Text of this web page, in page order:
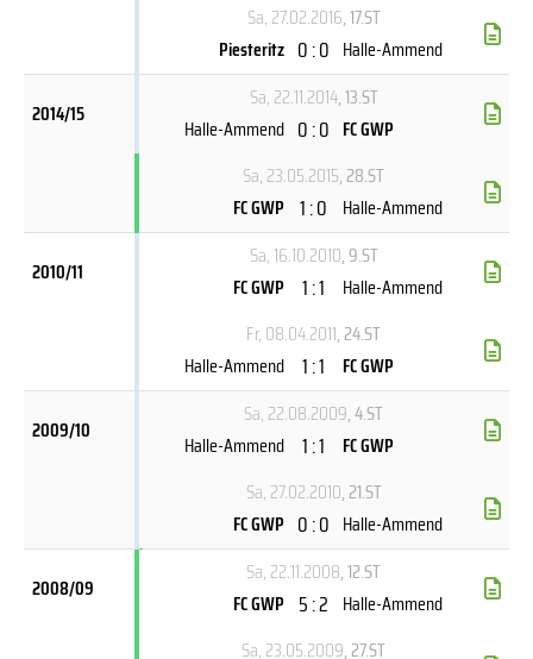
Sa, 27.02.2016, 17.ST
Piesteritz 0 : 0 Halle-Ammend
2014/15
Sa, 22.11.2014, 13.ST
Halle-Ammend 0 : 0 FC GWP
Sa, 23.05.2015, 28.ST
FC GWP 1 : 0 Halle-Ammend
2010/11
Sa, 16.10.2010, 9.ST
FC GWP 1 : 1
Halle-Ammend
Fr, 08.04.2011, 24.ST
Halle-Ammend 1 : 1 FC GWP
2009/10
Sa, 22.08.2009, 4.ST
Halle-Ammend 1 : 1
FC GWP
Sa, 27.02.2010, 21.ST
FC GWP 0 : 0 Halle-Ammend
2008/09
Sa, 22.11.2008, 12.ST
FC GWP 5 : 2 Halle-Ammend
Sa, 23.05.2009, 27.ST